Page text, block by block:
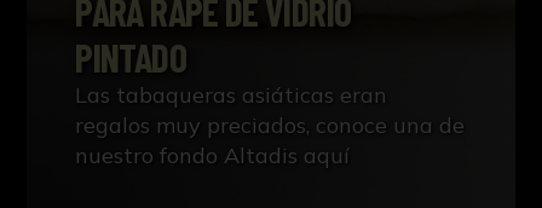
PARA RAPÉ DE VIDRIO
PINTADO
Las tabaqueras asiáticas eran
regalos muy preciados, conoce una de
nuestro fondo Altadis aquí